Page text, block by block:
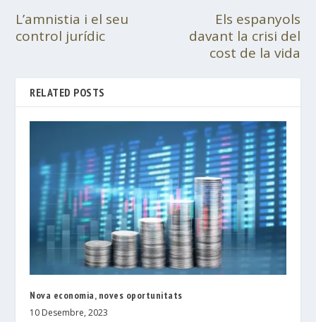
L’amnistia i el seu
control jurídic
Els espanyols
davant la crisi del
cost de la vida
RELATED POSTS
Nova economia, noves oportunitats
10 Desembre, 2023